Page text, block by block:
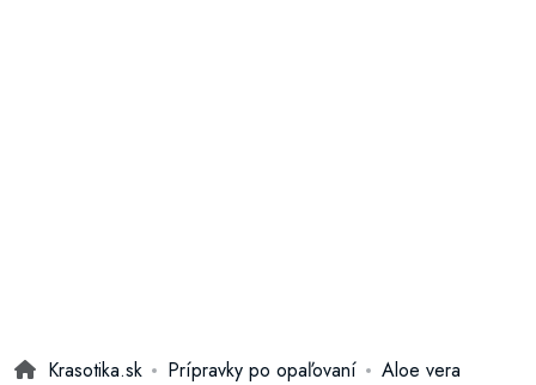
Krasotika.sk Prípravky po opaľovaní
Aloe vera